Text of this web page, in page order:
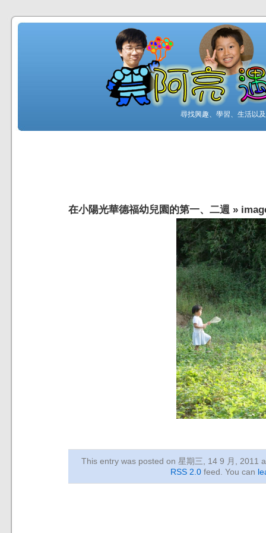
尋找興趣、學習、生活以
在小陽光華德福幼兒園的第一、二週 »
This entry was posted on 星期三, 14 9 月, 2011
RSS 2.0feed. You can